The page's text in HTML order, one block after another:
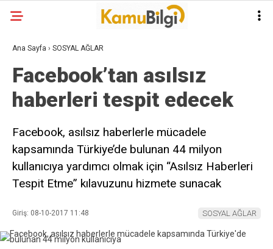
Ana Sayfa › SOSYAL AĞLAR
Facebook’tan asılsız
haberleri tespit edecek
Facebook, asılsız haberlerle mücadele
kapsamında Türkiye’de bulunan 44 milyon
kullanıcıya yardımcı olmak için “Asılsız Haberleri
Tespit Etme” kılavuzunu hizmete sunacak
Giriş: 08-10-2017 11:48 SOSYAL AĞLAR